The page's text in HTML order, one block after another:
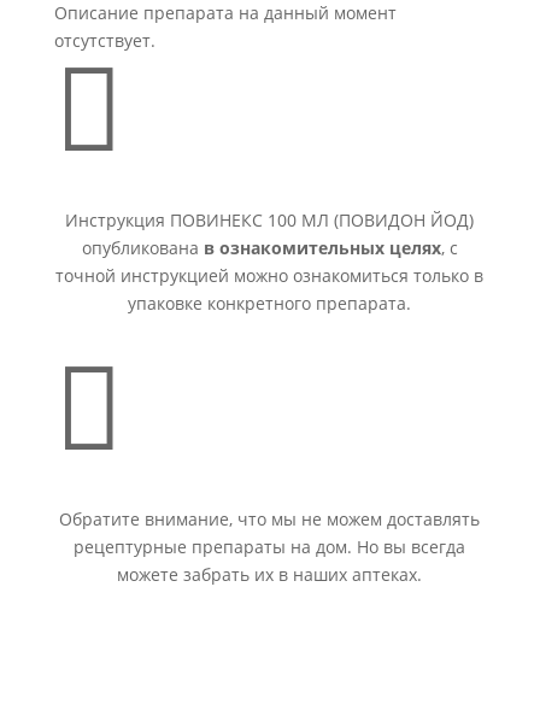
Описание препарата на данный момент
отсутствует.

Инструкция ПОВИНЕКС 100 МЛ (ПОВИДОН ЙОД)
опубликована в ознакомительных целях, с
точной инструкцией можно ознакомиться только в
упаковке конкретного препарата.

Обратите внимание, что мы не можем доставлять
рецептурные препараты на дом. Но вы всегда
можете забрать их в наших аптеках.